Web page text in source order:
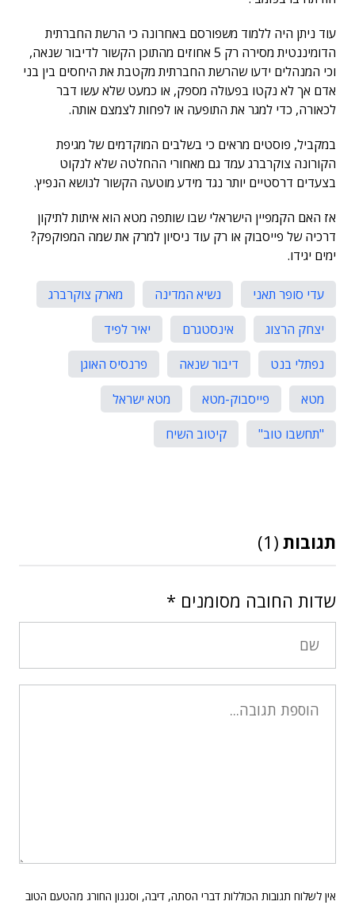
עוד ניתן היה ללמוד משפורסם באחרונה כי הרשת החברתית
הדומיננטית מסירה רק 5 אחוזים מהתוכן הקשור לדיבור שנאה,
וכי המנהלים ידעו שהרשת החברתית מקטבת את היחסים בין בני
אדם אך לא נקטו בפעולה מספק, או כמעט שלא עשו דבר
לכאורה, כדי למגר את התופעה או לפחות לצמצם אותה.
במקביל, פוסטים מראים כי בשלבים המוקדמים של מגיפת
הקורונה צוקרברג עמד גם מאחורי ההחלטה שלא לנקוט
בצעדים דרסטיים יותר נגד מידע מוטעה הקשור לנושא הנפיץ.
אז האם הקמפיין הישראלי שבו שותפה מטא הוא איתות לתיקון
דרכיה של פייסבוק או רק עוד ניסיון למרק את שמה המפוקפק?
ימים יגידו.
עדי סופר תאני נשיא המדינה
מארק צוקרברג
יצחק הרצוג
אינסטגרם
יאיר לפיד
נפתלי בנט
דיבור שנאה
פרנסיס האוגן
מטא
פייסבוק-מטא
מטא ישראל
"תחשבו טוב"
קיטוב השיח
תגובות (1)
שדות החובה מסומנים *
אין לשלוח תגובות הכוללות דברי הסתה, דיבה, וסגנון החורג מהטעם הטוב